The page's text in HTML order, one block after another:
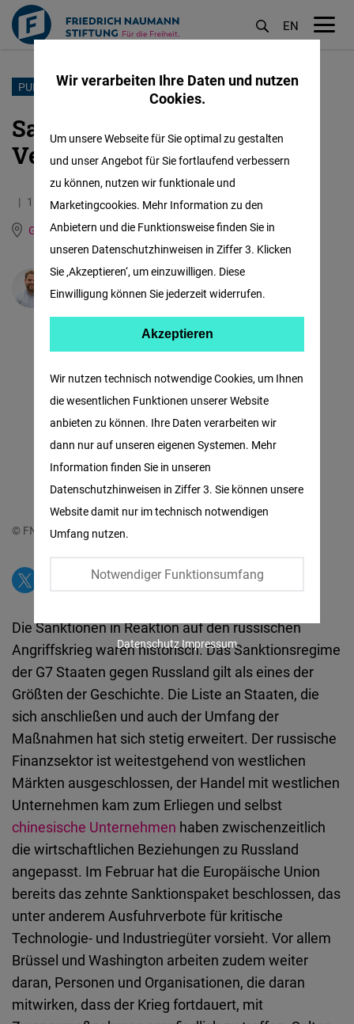
Direkt
Inhalt
EN
PUBLIKATION
Sanktionen mit
Verbesserungspotential
11.05.2023
5.8 Minuten
Global World Order Hub (Washington)
Sven Hilgers
© FNF
Die Sanktionen in Reaktion auf den russischen
Angriffskrieg waren historisch. Das Sanktionsregime
der G7 Staaten gegen Russland gilt als eines der
Größten der Geschichte. Die Liste an Staaten, die
sich anschließen und auch der Umfang der
Maßnahmen hat sich stetig erweitert. Der russische
Finanzsektor ist weitestgehend von westlichen
Märkten ausgeschlossen, der Handel mit westlichen
Unternehmen kam zum Erliegen und selbst
chinesische Unternehmen haben zwischenzeitlich
die wirtschaftlichen Beziehungen zu Russland
angepasst. Im Februar hat die Europäische Union
bereits das zehnte Sanktionspaket beschlossen, das
unter anderem Ausfuhrverbote für kritische
Technologie- und Industriegüter vorsieht. Vor allem
Brüssel und Washington arbeiten zudem weiter
daran, Personen und Organisationen, die daran
mitwirken, dass der Krieg fortdauert, mit
Wir verarbeiten Ihre Daten und nutzen
Cookies.
Wir nutzen technisch notwendige Cookies, um Ihnen
die wesentlichen Funktionen unserer Website
anbieten zu können. Ihre Daten verarbeiten wir
dann nur auf unseren eigenen Systemen. Mehr
Information finden Sie in unseren
Datenschutzhinweisen in Ziffer 3. Sie können unsere
Website damit nur im technisch notwendigen
Umfang nutzen.
Notwendiger Funktionsumfang
Um unsere Webseite für Sie optimal zu gestalten
und unser Angebot für Sie fortlaufend verbessern
zu können, nutzen wir funktionale und
Marketingcookies. Mehr Information zu den
Anbietern und die Funktionsweise finden Sie in
unseren Datenschutzhinweisen in Ziffer 3. Klicken
Sie ‚Akzeptieren‘, um einzuwilligen. Diese
Einwilligung können Sie jederzeit widerrufen.
Facebook
Embed
Twitter
Embed
Instagram
Embed
Google
Maps
Embed
Cloudinary
Flickr
Embed
Newsletter2go
Embed
Podigee
Embed
D.Vinci
Akzeptieren
DatenschutzImpressum